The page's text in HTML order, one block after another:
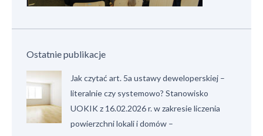
Ostatnie publikacje
Jak czytać art. 5a ustawy deweloperskiej –
literalnie czy systemowo? Stanowisko
UOKIK z 16.02.2026 r. w zakresie liczenia
powierzchni lokali i domów –